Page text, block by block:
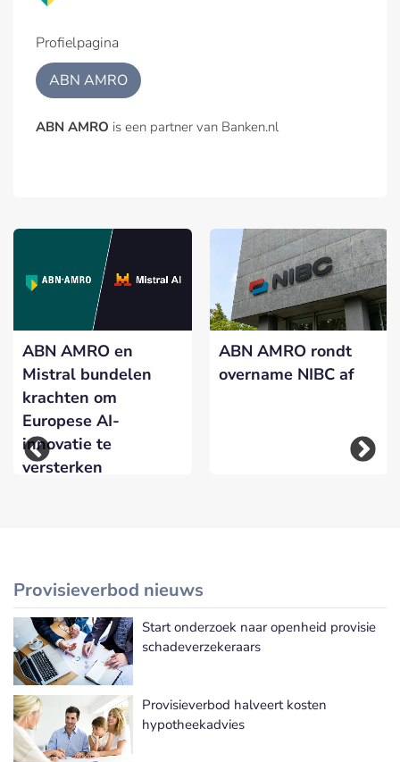
Profielpagina
ABN AMRO
ABN AMRO is een partner van Banken.nl
ABN AMRO en
Mistral bundelen
krachten om
Europese AI-
innovatie te
versterken
ABN AMRO rondt
overname NIBC af
Provisieverbod nieuws
Meer Provisieverbod nieuws
Start onderzoek naar openheid provisie
schadeverzekeraars
Provisieverbod halveert kosten
hypotheekadvies